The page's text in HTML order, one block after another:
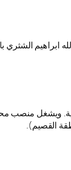
الشثري
ويشغل
القصيم).